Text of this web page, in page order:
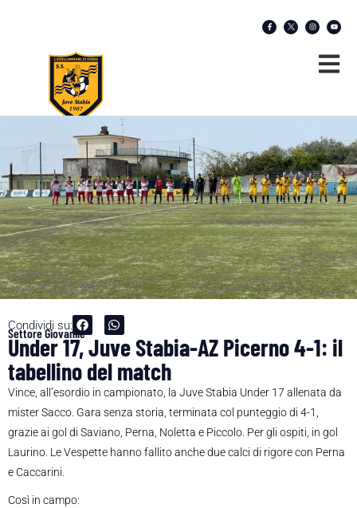
Condividi su:
Settore Giovanile
Under 17, Juve Stabia-AZ Picerno 4-1: il
tabellino del match
Vince, all’esordio in campionato, la Juve Stabia Under 17 allenata da
mister Sacco. Gara senza storia, terminata col punteggio di 4-1,
grazie ai gol di Saviano, Perna, Noletta e Piccolo. Per gli ospiti, in gol
Laurino. Le Vespette hanno fallito anche due calci di rigore con Perna
e Caccarini.
Così in campo: